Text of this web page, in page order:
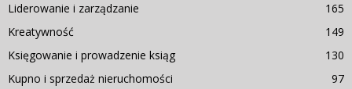
Liderowanie i zarządzanie
165
Kreatywność
149
Księgowanie i prowadzenie ksiąg
130
Kupno i sprzedaż nieruchomości
97